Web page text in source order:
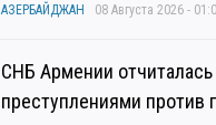
АЗЕРБАЙДЖАН 08 Августа 2026 -
СНБ Армении отчиталась
преступлениями против